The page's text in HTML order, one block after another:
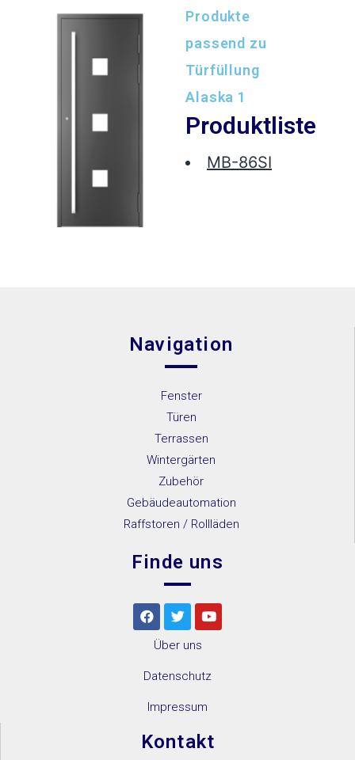
Produkte
passend zu
Türfüllung
Alaska 1
Produktliste
MB-86SI
Navigation
Fenster
Türen
Terrassen
Wintergärten
Zubehör
Gebäudeautomation
Raffstoren / Rollläden
Finde uns
Über uns
Datenschutz
Impressum
Kontakt